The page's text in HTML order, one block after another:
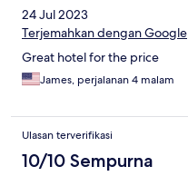
24 Jul 2023
Terjemahkan dengan Google
Great hotel for the price
James, perjalanan 4 malam
Ulasan terverifikasi
10/10 Sempurna